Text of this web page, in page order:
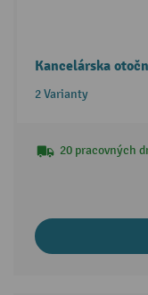
Kancelárska
2 Varianty
20 pracovných